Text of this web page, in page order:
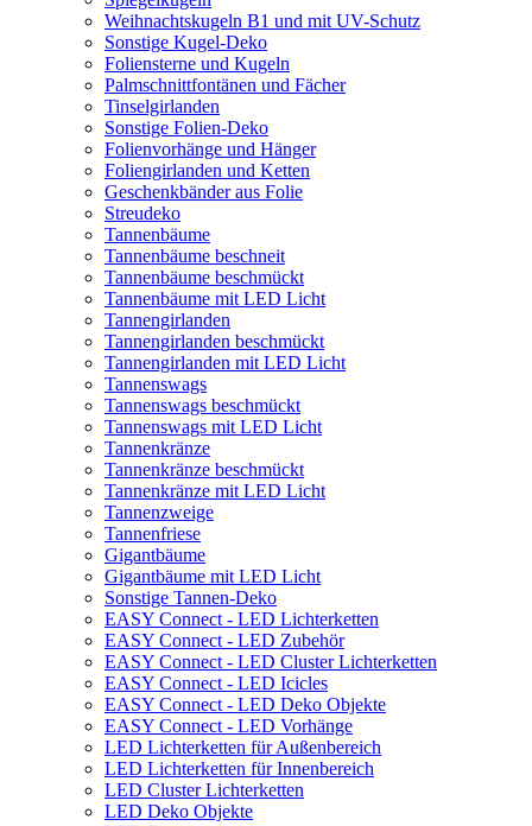
Weihnachtskugeln B1 und mit UV-Schutz
Sonstige Kugel-Deko
Foliensterne und Kugeln
Palmschnittfontänen und Fächer
Tinselgirlanden
Sonstige Folien-Deko
Folienvorhänge und Hänger
Foliengirlanden und Ketten
Geschenkbänder aus Folie
Streudeko
Tannenbäume
Tannenbäume beschneit
Tannenbäume beschmückt
Tannenbäume mit LED Licht
Tannengirlanden
Tannengirlanden beschmückt
Tannengirlanden mit LED Licht
Tannenswags
Tannenswags beschmückt
Tannenswags mit LED Licht
Tannenkränze
Tannenkränze beschmückt
Tannenkränze mit LED Licht
Tannenzweige
Tannenfriese
Gigantbäume
Gigantbäume mit LED Licht
Sonstige Tannen-Deko
EASY Connect - LED Lichterketten
EASY Connect - LED Zubehör
EASY Connect - LED Cluster Lichterketten
EASY Connect - LED Icicles
EASY Connect - LED Deko Objekte
EASY Connect - LED Vorhänge
LED Lichterketten für Außenbereich
LED Lichterketten für Innenbereich
LED Cluster Lichterketten
LED Deko Objekte